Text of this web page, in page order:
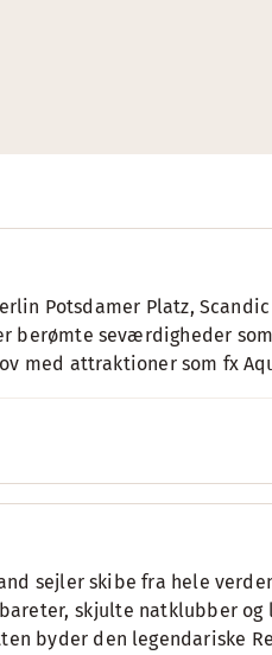
Potsdamer Platz,
berømte seværdigheder
med attraktioner som fx
sejler skibe fra hele
skjulte natklubber
byder den legendariske